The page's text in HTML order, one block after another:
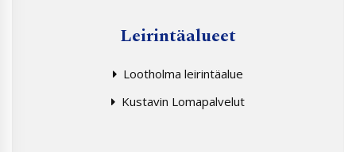
Leirintäalueet
Lootholma leirintäalue
Kustavin Lomapalvelut